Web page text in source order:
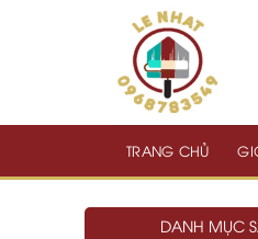
TRANG CHỦ
DANH MỤC